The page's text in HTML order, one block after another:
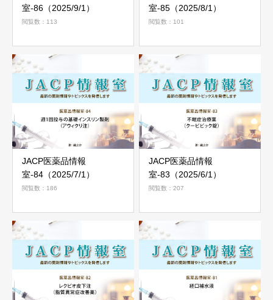
室-86（2025/9/1）
閲覧数：113
室-85（2025/8/1）
閲覧数：101
JACP医薬品情報
室-84（2025/7/1）
閲覧数：186
JACP医薬品情報
室-83（2025/6/1）
閲覧数：207